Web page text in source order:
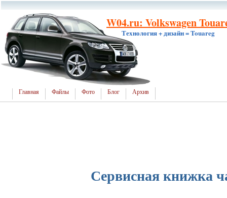
W04.ru: Volkswagen
Технология + дизайн = Touareg
Главная Файлы Фото Блог Архив
Сервисная книжка